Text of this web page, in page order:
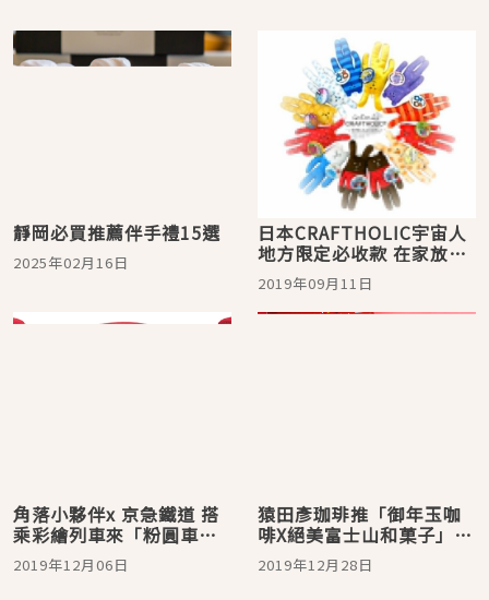
靜岡必買推薦伴手禮15選
2025年02月16日
日本CRAFTHOLIC宇宙人
地方限定必收款 在家放個
富士山吧！
2019年09月11日
角落小夥伴x 京急鐵道 搭
乘彩繪列車來「粉圓車
站」與富士山合影吧！
2019年12月06日
猿田彥珈琲推「御年玉咖
啡X絕美富士山和菓子」新
春禮盒，送禮好喜氣！
2019年12月28日